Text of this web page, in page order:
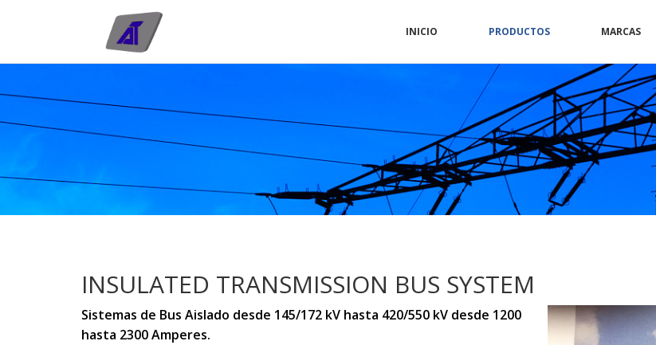
INICIO PRODUCTOS MARCAS
INSULATED TRANSMISSION BUS SYSTEM
Sistemas de Bus Aislado desde 145/172 kV hasta 420/550 kV desde 1200
hasta 2300 Amperes.